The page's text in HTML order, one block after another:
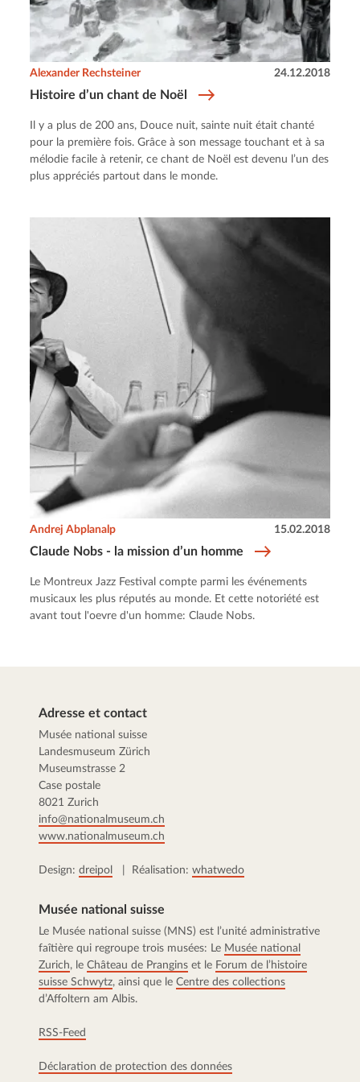
Histoire d’un chant de Noël
Alexander Rechsteiner 24.12.2018
Il y a plus de 200 ans, Douce nuit, sainte nuit était chanté
pour la première fois. Grâce à son message touchant et à sa
mélodie facile à retenir, ce chant de Noël est devenu l’un des
plus appréciés partout dans le monde.
Claude Nobs - la mission d’un homme
Andrej Abplanalp 15.02.2018
Le Montreux Jazz Festival compte parmi les événements
musicaux les plus réputés au monde. Et cette notoriété est
avant tout l'oevre d'un homme: Claude Nobs.
Adresse et contact
Musée national suisse
Landesmuseum Zürich
Museumstrasse 2
Case postale
8021 Zurich
info@nationalmuseum.ch
www.nationalmuseum.ch
Design: dreipol | Réalisation: whatwedo
Musée national suisse
Le Musée national suisse (MNS) est l’unité administrative
faîtière qui regroupe trois musées: Le Musée national
Zurich, le Château de Prangins et le Forum de l’histoire
suisse Schwytz, ainsi que le Centre des collections
d’Affoltern am Albis.
RSS-Feed
Déclaration de protection des données